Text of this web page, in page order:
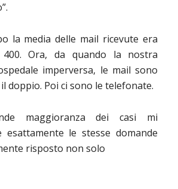
la media delle mail ricevute era
Ora, da quando la nostra
imperversa, le mail sono
doppio. Poi ci sono le telefonate.
maggioranza dei casi mi
esattamente le stesse domande
risposto non solo